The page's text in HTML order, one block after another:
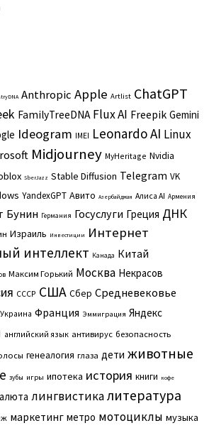
Anthropic Apple Artlist ChatGPT
FamilyTreeDNA Flux AI Freepik Gemini
Ideogram IMEI Leonardo AI Linux
Midjourney MyHeritage Nvidia
SberJazz Stable Diffusion Telegram VK
YandexGPT Авито Азербайджан Алиса AI Армения
Бунин Германия Госуслуги Греция ДНК
Израиль Инвестиции Интернет
интеллект Канада Китай
Максим Горький Москва Некрасов
СССР США Сбер Средневековье
Украина Франция Эммиграция Яндекс
английский язык антивирус безопасность
генеалогия глаза дети животные
зубы игры ипотека история книги кофе
лингвистикалитература
маркетинг метро мотоциклы музыка